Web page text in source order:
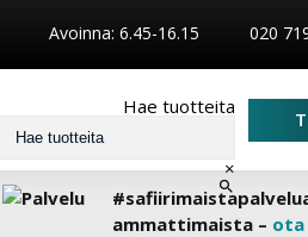
Avoinna: 6.45-16.15 020
Hae tuotteita
×
ammattimaista – ota